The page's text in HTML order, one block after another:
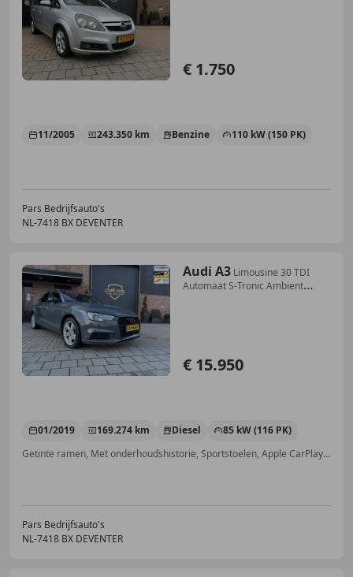
€ 1.750
11/2005 243.350 km Benzine 110 kW (150 PK)
Pars Bedrijfsauto's
NL-7418 BX DEVENTER
Audi A3 Limousine 30 TDI
Automaat S-Tronic Ambient
€ 15.950
01/2019 169.274 km Diesel
85 kW (116 PK)
Getinte ramen, Met onderhoudshistorie, Sportstoelen, Apple CarPlay, LED verlichting, Alarm, Adaptieve Cruise Control, Navigatiesysteem
Pars Bedrijfsauto's
NL-7418 BX DEVENTER